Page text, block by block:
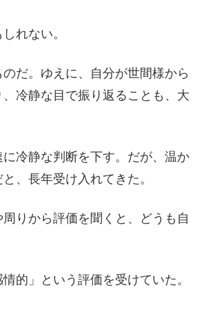
れない。
だ。ゆえに、自分が世間様から
冷静な目で振り返ることも、大
冷静な判断を下す。だが、温か
、長年受け入れてきた。
りから評価を聞くと、どうも自
的」という評価を受けていた。